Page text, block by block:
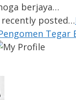
berjaya…
recently posted…
Tegar